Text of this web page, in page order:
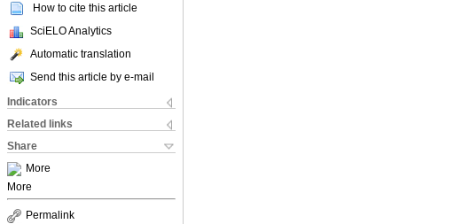
How to cite this article
SciELO Analytics
Automatic translation
Send this article by e-mail
Indicators
Related links
Share
More
More
Permalink